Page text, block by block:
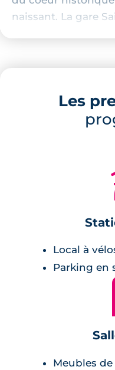
naissant. La gare
siège de la
infrastructures
Description
moderne et
façades sont de
ailleurs, en coeur
verdoyant mis à la
une piscine est
les habitants.
Prestations du
Pièces à vivre :
Les
Local à
Parking en
Meubles